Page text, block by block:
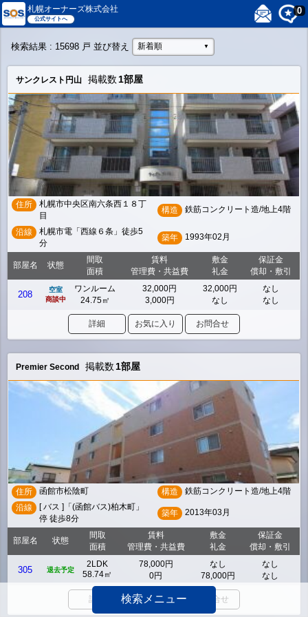
札幌オーナーズ株式会社
公式サイトへ
0
検索結果 : 15698 戸 並び替え 新着順 ▼
サンクレスト円山 掲載数 1部屋
住所
札幌市中央区南六条西１８丁
目
構造 鉄筋コンクリート造/地上4階
沿線
札幌市電「西線６条」徒歩5
分
築年 1993年02月
部屋名 状態
間取
面積
賃料
管理費・共益費
敷金
礼金
保証金
償却・敷引
208
空室
商談中
ワンルーム
24.75㎡
32,000円
3,000円
32,000円
なし
なし
なし
詳細 お気に入り お問合せ
Premier Second 掲載数 1部屋
住所 函館市松陰町 構造
鉄筋コンクリート造/地上4階
沿線
[ バス ]「(函館バス)柏木町」
停 徒歩8分
築年 2013年03月
部屋名 状態
間取
面積
賃料
管理費・共益費
敷金
礼金
保証金
償却・敷引
305 退去予定
2LDK
58.74㎡
78,000円
0円
なし
78,000円
なし
なし
詳細 お気に入り お問合せ
検索メニュー